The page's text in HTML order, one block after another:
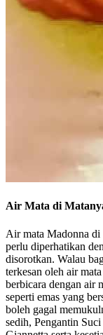
Air Mata di
Air mata Madonna di
perlu diperhatikan
disorotkan. Walau
terkesan oleh air
berbicara dengan air
seperti emas yang
boleh gagal
sedih, Pengantin